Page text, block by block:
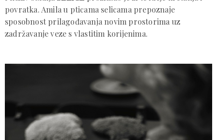
povratka. Amila u pticama selicama prepoznaje
sposobnost prilagođavanja novim prostorima uz
zadržavanje veze s vlastitim korijenima.